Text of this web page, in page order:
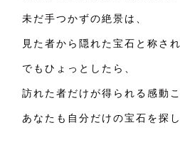
未だ手つかずの絶景は、
見た者から隠れた宝石と称さ
でもひょっとしたら、
訪れた者だけが得られる感動
あなたも自分だけの宝石を探